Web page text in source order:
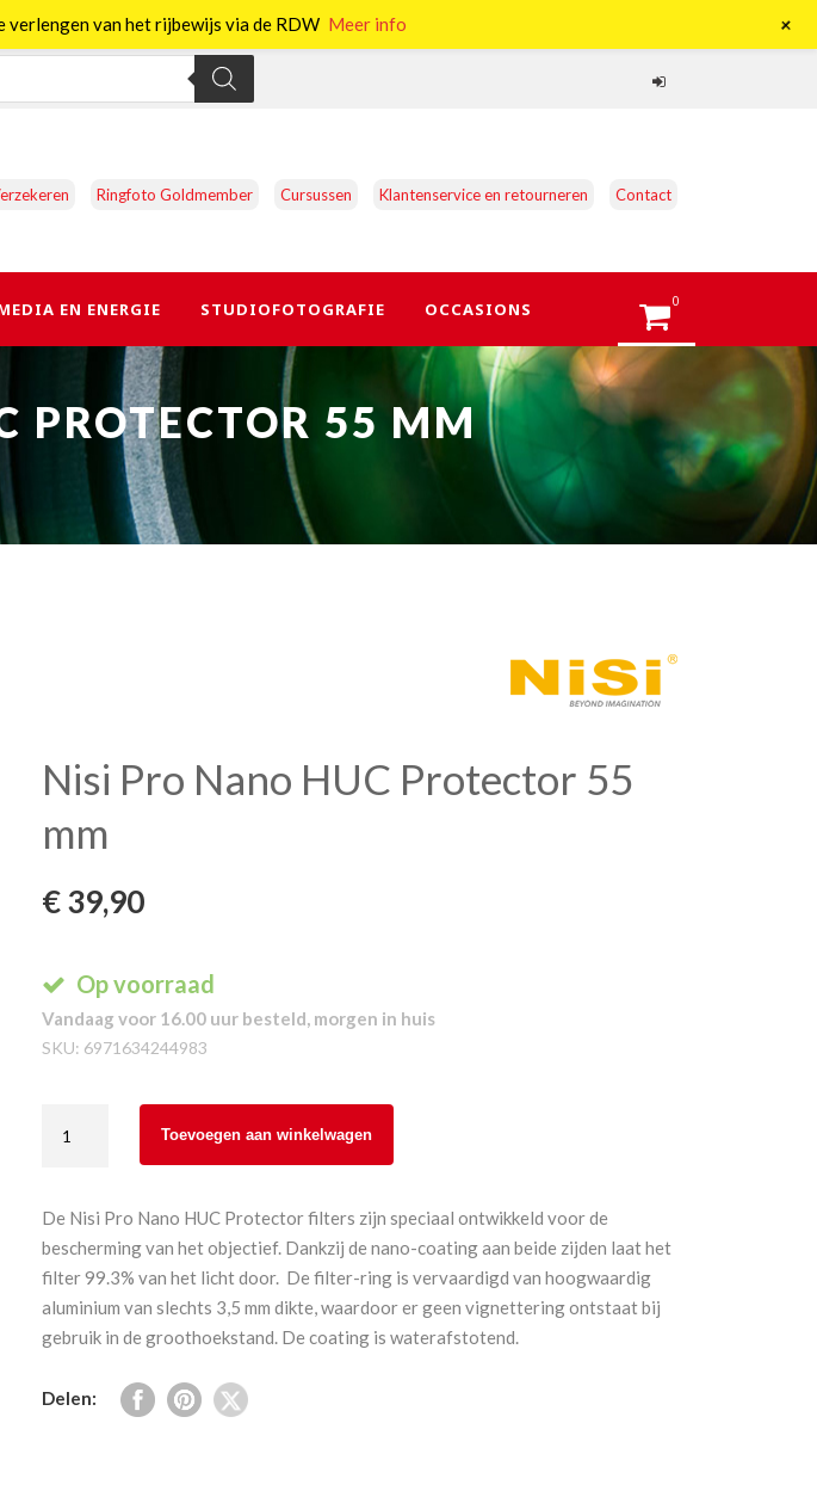
Ringfoto Goldmember Cursussen Klantenservice en retourneren Contact
EN ENERGIE STUDIOFOTOGRAFIE OCCASIONS 0
PROTECTOR 55 MM
Nisi Pro Nano HUC Protector 55
mm
€39,90
Op voorraad
Vandaag voor 16.00 uur besteld, morgen in huis
SKU: 6971634244983
Pro
HUC
Protector
55
mm
aantal
Toevoegen aan winkelwagen
De Nisi Pro Nano HUC Protector filters zijn speciaal ontwikkeld voor de
bescherming van het objectief. Dankzij de nano-coating aan beide zijden laat het
filter 99.3% van het licht door. De filter-ring is vervaardigd van hoogwaardig
aluminium van slechts 3,5 mm dikte, waardoor er geen vignettering ontstaat bij
gebruik in de groothoekstand. De coating is waterafstotend.
Delen:
van het rijbewijs via de RDW Meer info +